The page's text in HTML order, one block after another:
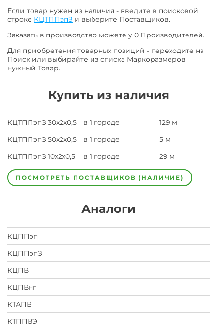
Если товар нужен из наличия - введите в поисковой
строке КЦТППэпЗ и выберите Поставщиков.
Заказать в производство можете у 0 Производителей.
Для приобретения товарных позиций - переходите на
Поиск или выбирайте из списка Маркоразмеров
нужный Товар.
Купить из наличия
КЦТППэпЗ 30х2х0,5 в 1 городе
129 м
КЦТППэпЗ 50х2х0,5
в 1 городе
5 м
КЦТППэпЗ 10х2х0,5
в 1 городе 29 м
ПОСМОТРЕТЬ ПОСТАВЩИКОВ (НАЛИЧИЕ)
Аналоги
КЦППэп
КЦППэпЗ
КЦПВ
КЦПВнг
КТАПВ
КТППВЭ